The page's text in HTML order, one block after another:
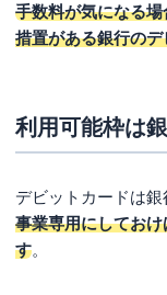
手数料が気になる
措置がある銀行の
利用可能枠は
デビットカードは
事業専用にしてお
す。